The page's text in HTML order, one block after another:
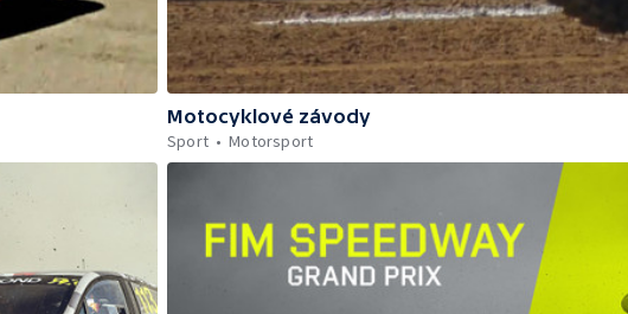
Motocyklové závody
Sport
Motorsport